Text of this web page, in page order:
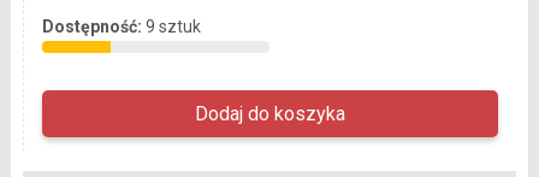
Dostępność: 9 sztuk